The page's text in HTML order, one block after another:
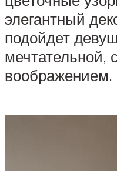
элегантный
подойдет
мечтательной,
воображением.